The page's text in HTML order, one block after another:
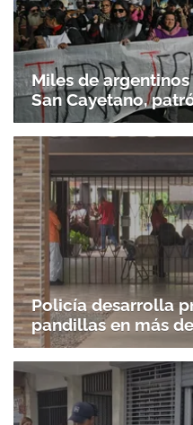
Miles de
San Cayetano,
Policía desarrolla
pandillas en más